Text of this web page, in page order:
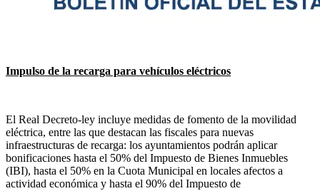
Impulso de la recarga para vehículos eléctricos
El Real Decreto-ley incluye medidas de fomento de la movilidad
eléctrica, entre las que destacan las fiscales para nuevas
infraestructuras de recarga: los ayuntamientos podrán aplicar
bonificaciones hasta el 50% del Impuesto de Bienes Inmuebles
(IBI), hasta el 50% en la Cuota Municipal en locales afectos a
actividad económica y hasta el 90% del Impuesto de